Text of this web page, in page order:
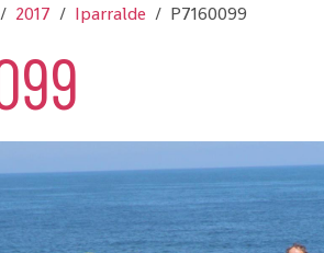
2017 Iparralde P7160099